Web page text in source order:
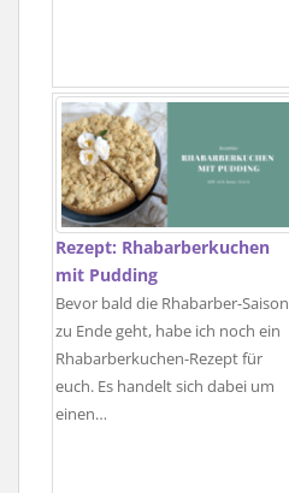
Rezept: Rhabarberkuchen
mit Pudding
Bevor bald die Rhabarber-Saison
zu Ende geht, habe ich noch ein
Rhabarberkuchen-Rezept für
euch. Es handelt sich dabei um
einen…